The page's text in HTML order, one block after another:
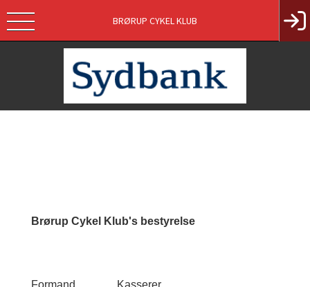
BRØRUP CYKEL KLUB
Brørup Cykel Klub's bestyrelse
Formand Kasserer